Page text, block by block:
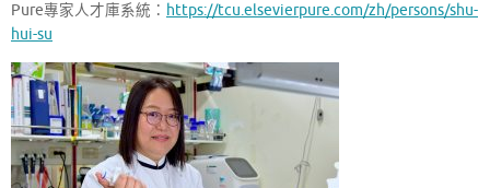
Pure專家人才庫系統： https://tcu.elsevierpure.com/zh/persons/shu-
hui-su